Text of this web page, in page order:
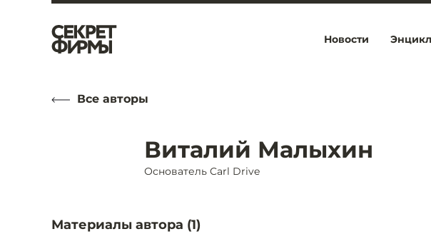
Новости
Все авторы
Виталий Малыхин
Основатель Carl Drive
Материалы автора (1)